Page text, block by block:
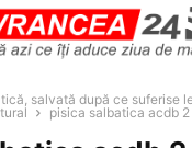
salvată după ce suferise
pisica salbatica acdb 2